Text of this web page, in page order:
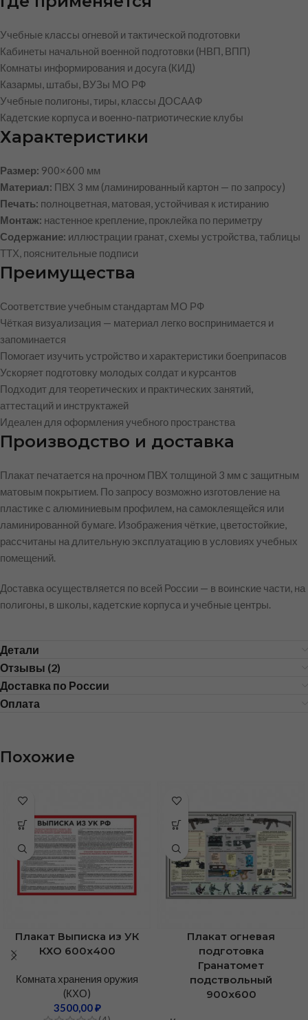
Учебные классы огневой и тактической подготовки
Кабинеты начальной военной подготовки (НВП, ВПП)
Комнаты информирования и досуга (КИД)
Казармы, штабы, ВУЗы МО РФ
Учебные полигоны, тиры, классы ДОСААФ
Кадетские корпуса и военно-патриотические клубы
Характеристики
Размер: 900×600 мм
Материал: ПВХ 3 мм (ламинированный картон — по запросу)
Печать: полноцветная, матовая, устойчивая к истиранию
Монтаж: настенное крепление, проклейка по периметру
Содержание: иллюстрации гранат, схемы устройства, таблицы
ТТХ, пояснительные подписи
Преимущества
Соответствие учебным стандартам МО РФ
Чёткая визуализация — материал легко воспринимается и
запоминается
Помогает изучить устройство и характеристики боеприпасов
Ускоряет подготовку молодых солдат и курсантов
Подходит для теоретических и практических занятий,
аттестаций и инструктажей
Идеален для оформления учебного пространства
Производство и доставка
Плакат печатается на прочном ПВХ толщиной 3 мм с защитным
матовым покрытием. По запросу возможно изготовление на
пластике с алюминиевым профилем, на самоклеящейся или
ламинированной бумаге. Изображения чёткие, цветостойкие,
рассчитаны на длительную эксплуатацию в условиях учебных
помещений.
Доставка осуществляется по всей России — в воинские части, на
полигоны, в школы, кадетские корпуса и учебные центры.
Детали
Отзывы (2)
Доставка по России
Оплата
Похожие
Плакат Выписка из УК
КХО 600х400
Комната хранения оружия
(КХО)
3500,00₽
Плакат огневая
подготовка
Гранатомет
подствольный
900х600